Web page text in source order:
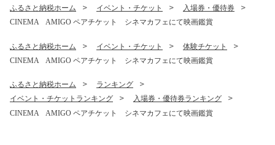
ふるさと納税ホーム イベント・チケット
入場券・優待券
CINEMA AMIGO ペアチケット シネマカフェにて映画鑑賞
ふるさと納税ホーム イベント・チケット
体験チケット
CINEMA AMIGO ペアチケット シネマカフェにて映画鑑賞
ふるさと納税ホーム
ランキング
イベント・チケットランキング
入場券・優待券ランキング
CINEMA AMIGO ペアチケット シネマカフェにて映画鑑賞